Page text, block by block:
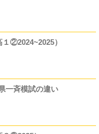
②2024~2025）
一斉模試の違い